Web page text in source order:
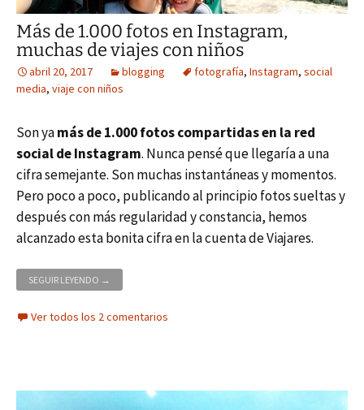
Más de 1.000 fotos en Instagram,
muchas de viajes con niños
abril 20, 2017 blogging fotografía, Instagram, social
media, viaje con niños
Son yamás de 1.000 fotos compartidas en la red
social de Instagram. Nunca pensé que llegaría a una
cifra semejante. Son muchas instantáneas y momentos.
Pero poco a poco, publicando al principio fotos sueltas y
después con más regularidad y constancia, hemos
alcanzado esta bonita cifra en la cuenta de Viajares.
SEGUIR LEYENDO MÁS DE 1.000 FOTOS EN INSTAGRAM, MUCHAS DE VIAJES CON
→
Ver todos los 2 comentarios